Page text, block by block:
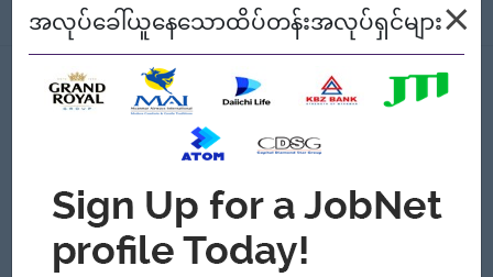
သော အလုပ်မရှိသေးပါ။
စစ်ရန် စဉ်၍ကြည့်မည်
Myanmar
အလုပ်ခေါ်ယူနေသောထိပ်တန်းအလုပ်ရှင်များ×